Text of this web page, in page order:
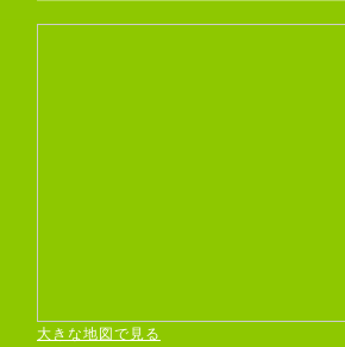
大きな地図で見る